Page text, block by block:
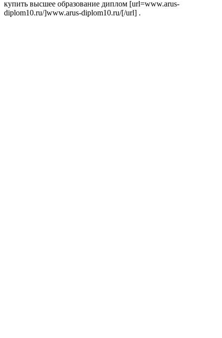
купить высшее образование диплом [url=www.arus-
diplom10.ru/]www.arus-diplom10.ru/[/url] .